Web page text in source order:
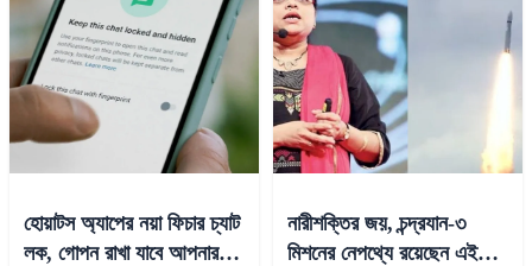
হোয়াটস অ্যাপের নয়া ফিচার চ্যাট
লক, গোপন রাখা যাবে আপনার
নারীশক্তির জয়, চন্দ্রযান-৩
মিশনের নেপথ্যে রয়েছেন এই